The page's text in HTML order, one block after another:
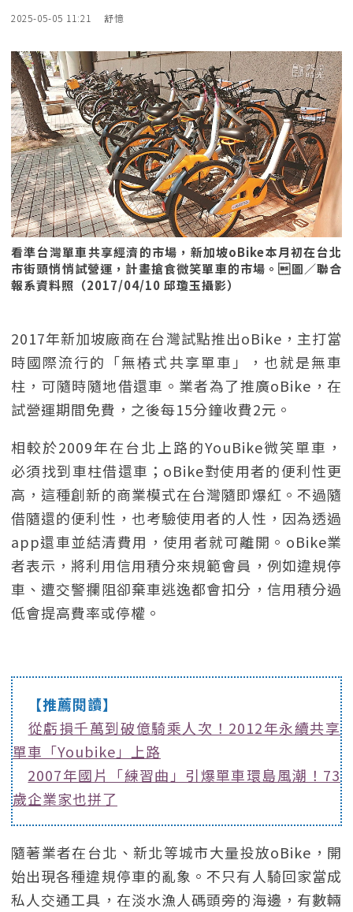
2025-05-05 11:21 舒憶
看準台灣單車共享經濟的市場，新加坡oBike本月初在台北
市街頭悄悄試營運，計畫搶食微笑單車的市場。圖／聯合
報系資料照（2017/04/10 邱瓊玉攝影）
2017年新加坡廠商在台灣試點推出oBike，主打當
時國際流行的「無樁式共享單車」，也就是無車
柱，可隨時隨地借還車。業者為了推廣oBike，在
試營運期間免費，之後每15分鐘收費2元。
相較於2009年在台北上路的YouBike微笑單車，
必須找到車柱借還車；oBike對使用者的便利性更
高，這種創新的商業模式在台灣隨即爆紅。不過隨
借隨還的便利性，也考驗使用者的人性，因為透過
app還車並結清費用，使用者就可離開。oBike業
者表示，將利用信用積分來規範會員，例如違規停
車、遭交警攔阻卻棄車逃逸都會扣分，信用積分過
低會提高費率或停權。
【推薦閱讀】
從虧損千萬到破億騎乘人次！2012年永續共享
單車「Youbike」上路
2007年國片「練習曲」引爆單車環島風潮！73
歲企業家也拼了
隨著業者在台北、新北等城市大量投放oBike，開
始出現各種違規停車的亂象。不只有人騎回家當成
私人交通工具，在淡水漁人碼頭旁的海邊，有數輛